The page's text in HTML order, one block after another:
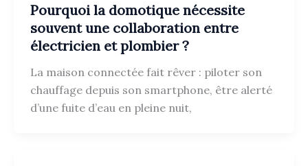
Pourquoi la domotique nécessite
souvent une collaboration entre
électricien et plombier ?
La maison connectée fait rêver : piloter son
chauffage depuis son smartphone, être alerté
d’une fuite d’eau en pleine nuit,